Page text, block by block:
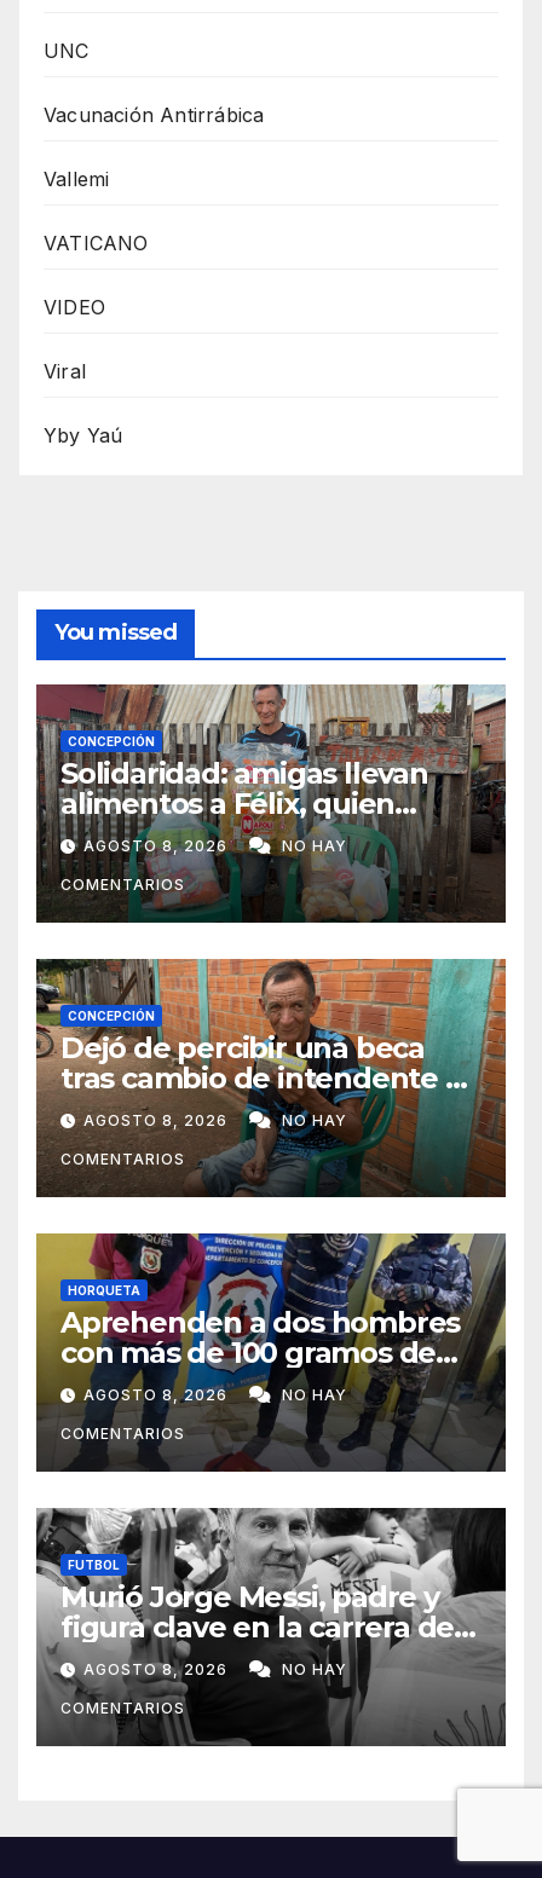
UNC
Vacunación Antirrábica
Vallemi
VATICANO
VIDEO
Viral
Yby Yaú
You missed
CONCEPCIÓN
Solidaridad: amigas llevan
alimentos a Félix, quien
ahora vende caramelos para
subsistir
AGOSTO 8, 2026 NO HAY
COMENTARIOS
CONCEPCIÓN
Dejó de percibir una beca
tras cambio de intendente y
ahora vende caramelos para
subsistir
AGOSTO 8, 2026 NO HAY
COMENTARIOS
HORQUETA
Aprehenden a dos hombres
con más de 100 gramos de
supuesta marihuana en
Horqueta
AGOSTO 8, 2026 NO HAY
COMENTARIOS
FUTBOL
Murió Jorge Messi, padre y
figura clave en la carrera de
Lionel Messi
AGOSTO 8, 2026 NO HAY
COMENTARIOS